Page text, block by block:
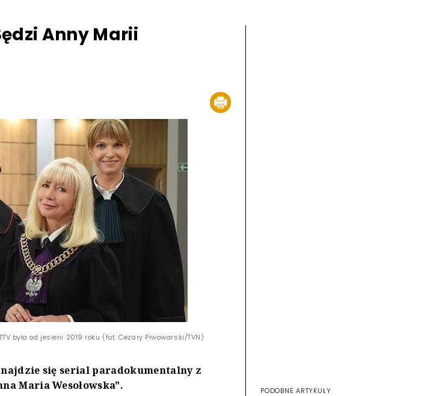
Anny Marii
była od jesieni 2019 roku (fot. Cezary Piwowarski/TVN)
się serial paradokumentalny z
Maria Wesołowska".
PODOBNE ARTYKUŁY